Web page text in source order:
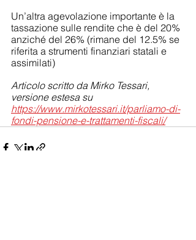
Un’altra agevolazione importante è la
tassazione sulle rendite che è del 20%
anziché del 26% (rimane del 12.5% se
riferita a strumenti finanziari statali e
assimilati)
Articolo scritto da Mirko Tessari,
versione estesa su
https://www.mirkotessari.it/parliamo-di-
fondi-pensione-e-trattamenti-fiscali/